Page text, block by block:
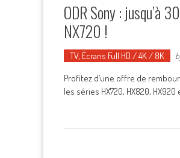
ODR Sony : jusqu’à
NX720 !
TV, Écrans Full HD / 4K / 8K
Profitez d’une offre de
les séries HX720, HX820, HX920